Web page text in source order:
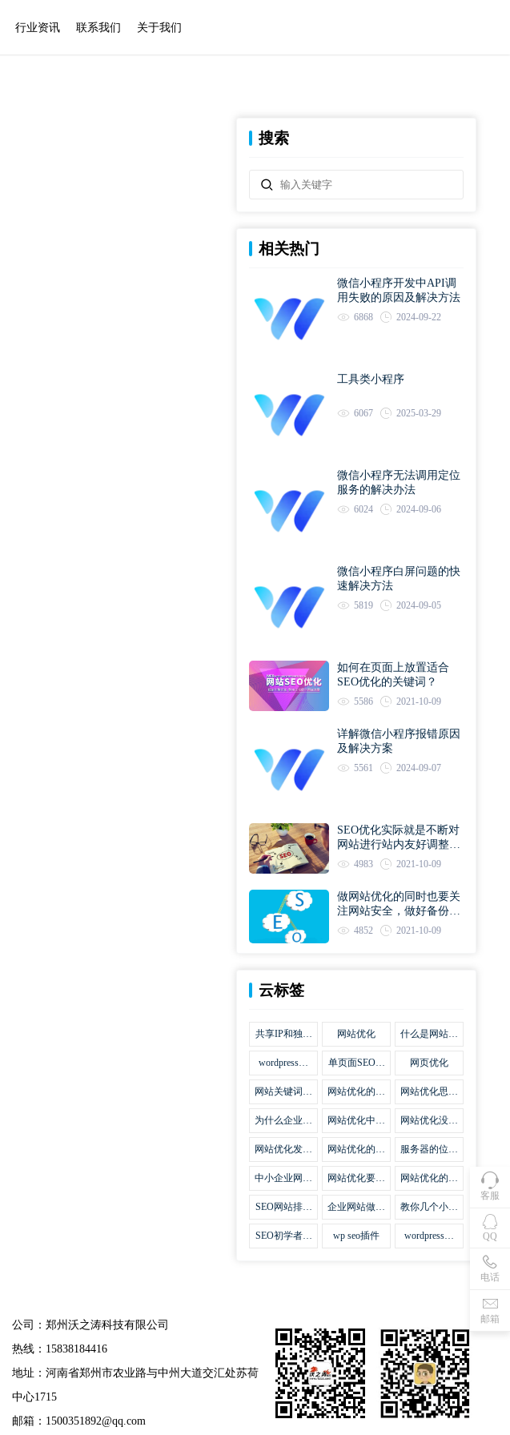
行业资讯 联系我们 关于我们
搜索
相关热门
微信小程序开发中API调
用失败的原因及解决方法
6868 2024-09-22
工具类小程序
6067 2025-03-29
微信小程序无法调用定位
服务的解决办法
6024 2024-09-06
微信小程序白屏问题的快
速解决方法
5819 2024-09-05
如何在页面上放置适合
SEO优化的关键词？
5586 2021-10-09
详解微信小程序报错原因
及解决方案
5561 2024-09-07
SEO优化实际就是不断对
网站进行站内友好调整直
到符合优化规则
4983 2021-10-09
做网站优化的同时也要关
注网站安全，做好备份工
作 4852 2021-10-09
云标签
共享IP和独立
网站优化
什么是网站优
wordpress网
集插件
单页面SEO网
网页优化
网站关键词优
么
网站优化的误
网站优化思路
要
为什么企业网
网站SEO优
网站优化中关
干问题
网站优化没有
味道
网站优化发挥
网站优化的费
服务器的位置
影响
中小企业网站
法
网站优化要不
网站优化的逆
SEO网站排名
法宝
企业网站做好
势
教你几个小技
页优化
SEO初学者，
wp seo插件
wordpress插
客服
QQ
电话
邮箱
公司：郑州沃之涛科技有限公司
热线：15838184416
地址：河南省郑州市农业路与中州大道交汇处苏荷
中心1715
邮箱：1500351892@qq.com